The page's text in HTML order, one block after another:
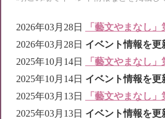
2026年03月28日
「藝文やまなし
2026年03月28日 イベント情報を更
2025年10月14日
「藝文やまなし
2025年10月14日 イベント情報を更
2025年03月13日
「藝文やまなし
2025年03月13日 イベント情報を更